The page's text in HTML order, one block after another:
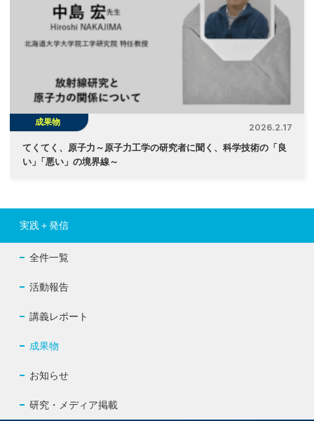
成果物
2026.2.17
てくてく、原子力～原子力工学の研究者に聞く、科学技術の「良
い」 「悪い」の境界線～
実践＋発信
全件一覧
活動報告
講義レポート
成果物
お知らせ
研究・メディア掲載